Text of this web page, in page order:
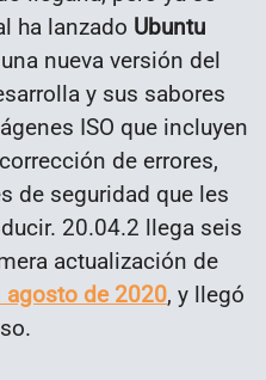
ha lanzado Ubuntu
nueva versión del
y sus sabores
ISO que incluyen
de errores,
de seguridad que les
20.04.2 llega seis
actualización de
agosto de 2020, y llegó